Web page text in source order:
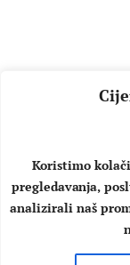
Koristimo
pregledavanja,
analizirali naš
O NAMA